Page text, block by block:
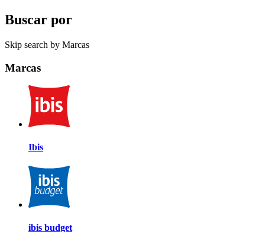
Buscar por
Skip search by Marcas
Marcas
Ibis
ibis budget